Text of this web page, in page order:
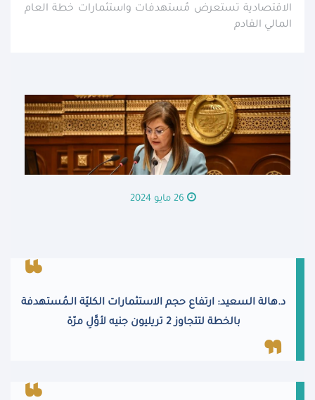
الاقتصادية تستعرض مُستهدفات واستثمارات خطة العام
المالي القادم
26 مايو 2024
د.هالة السعيد: ارتفاع حجم الاستثمارات الكليّة الـمُستهدفة
بالخطة لتتجاوز 2 تريليون جنيه لأوَّلِ مرّة